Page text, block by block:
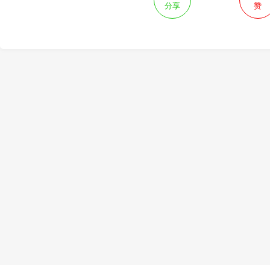
分享 赞